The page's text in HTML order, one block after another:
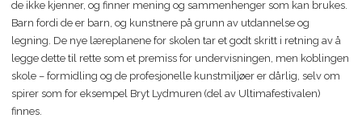
de ikke kjenner, og finner mening og sammenhenger som kan brukes.
Barn fordi de er barn, og kunstnere på grunn av utdannelse og
legning. De nye læreplanene for skolen tar et godt skritt i retning av å
legge dette til rette som et premiss for undervisningen, men koblingen
skole – formidling og de profesjonelle kunstmiljøer er dårlig, selv om
spirer som for eksempel Bryt Lydmuren (del av Ultimafestivalen)
finnes.